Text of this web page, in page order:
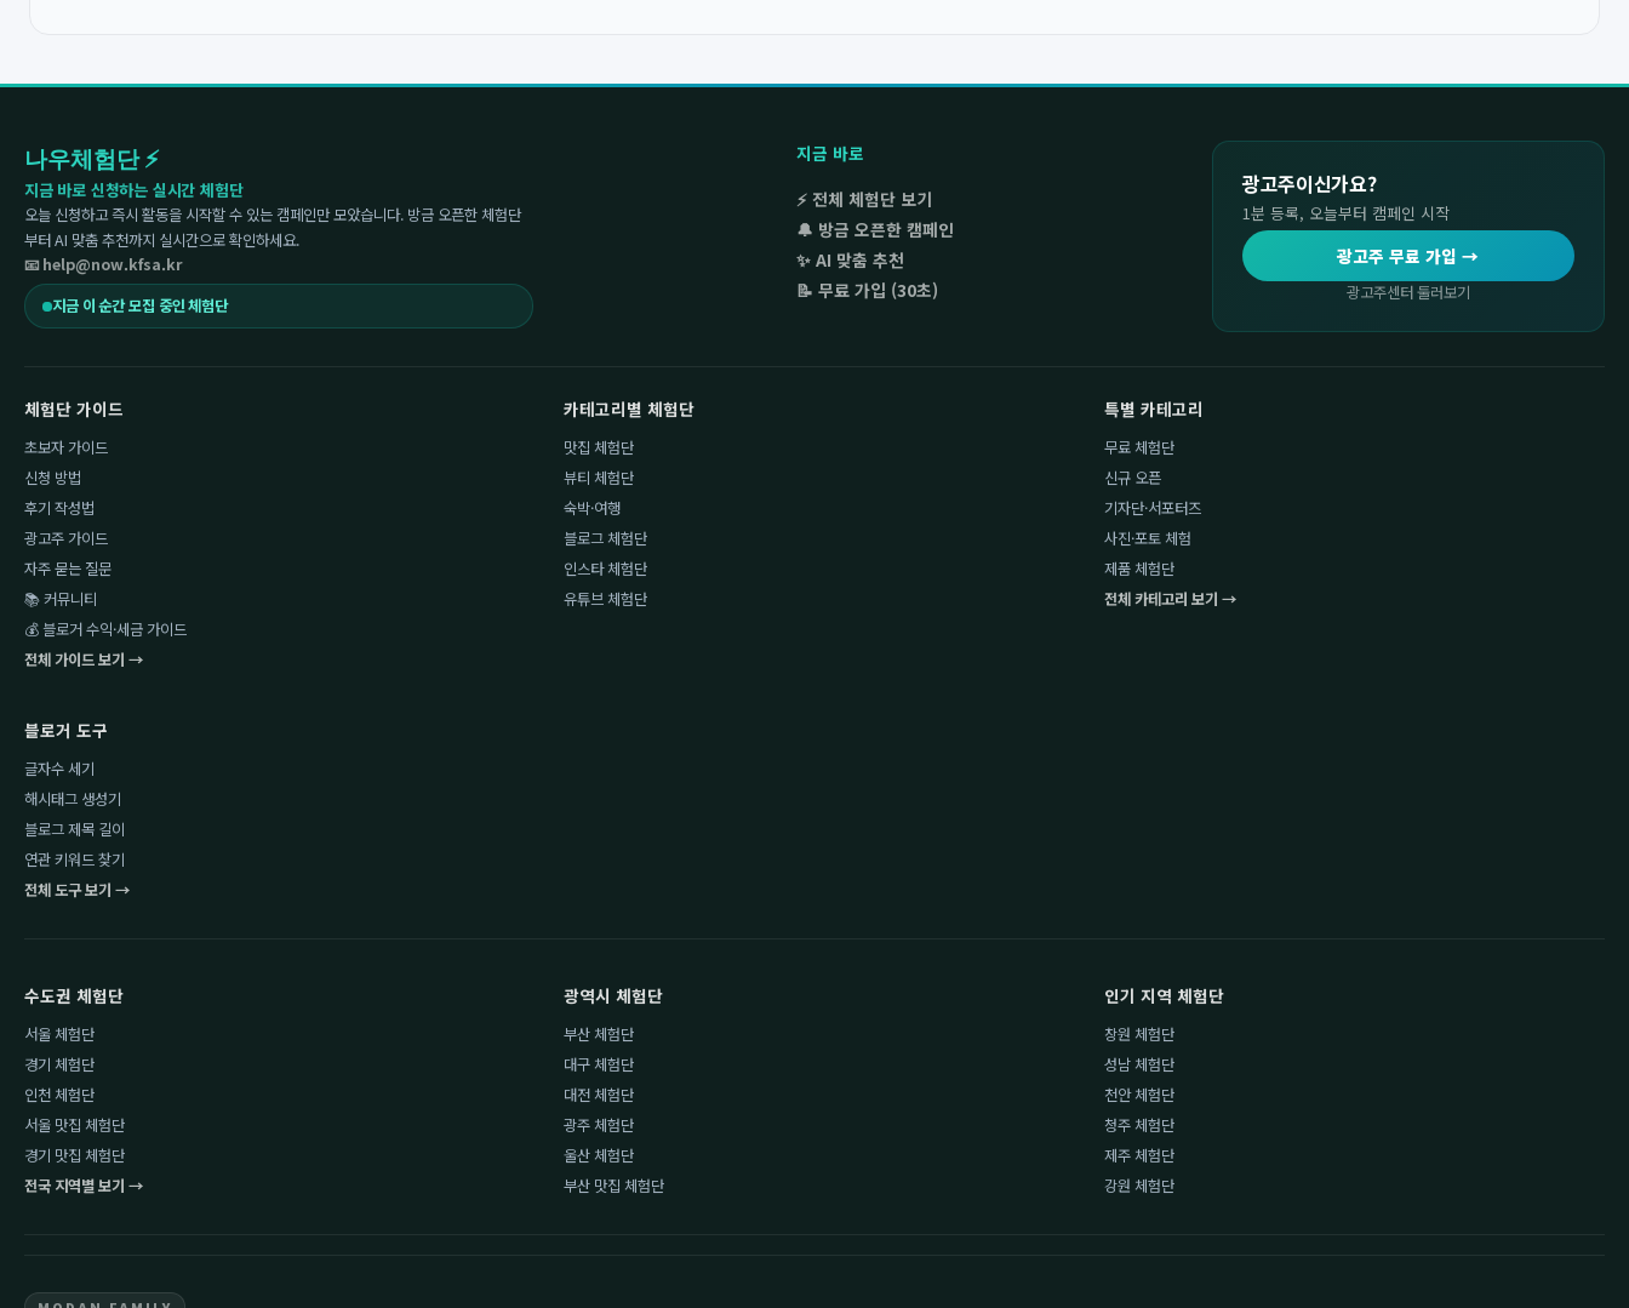
나우체험단 ⚡
지금 바로 신청하는 실시간 체험단
오늘 신청하고 즉시 활동을 시작할 수 있는 캠페인만 모았습니다. 방금 오픈한 체험단
부터 AI 맞춤 추천까지 실시간으로 확인하세요.
📧 help@now.kfsa.kr
지금 이 순간 모집 중인 체험단
지금 바로
⚡ 전체 체험단 보기
🔔 방금 오픈한 캠페인
✨ AI 맞춤 추천
📝 무료 가입 (30초)
광고주이신가요?
1분 등록, 오늘부터 캠페인 시작
광고주 무료 가입 →
광고주센터 둘러보기
체험단 가이드
초보자 가이드
신청 방법
후기 작성법
광고주 가이드
자주 묻는 질문
📚 커뮤니티
💰 블로거 수익·세금 가이드
전체 가이드 보기 →
카테고리별 체험단
맛집 체험단
뷰티 체험단
숙박·여행
블로그 체험단
인스타 체험단
유튜브 체험단
특별 카테고리
무료 체험단
신규 오픈
기자단·서포터즈
사진·포토 체험
제품 체험단
전체 카테고리 보기 →
블로거 도구
글자수 세기
해시태그 생성기
블로그 제목 길이
연관 키워드 찾기
전체 도구 보기 →
수도권 체험단
서울 체험단
경기 체험단
인천 체험단
서울 맛집 체험단
경기 맛집 체험단
전국 지역별 보기 →
광역시 체험단
부산 체험단
대구 체험단
대전 체험단
광주 체험단
울산 체험단
부산 맛집 체험단
인기 지역 체험단
창원 체험단
성남 체험단
천안 체험단
청주 체험단
제주 체험단
강원 체험단